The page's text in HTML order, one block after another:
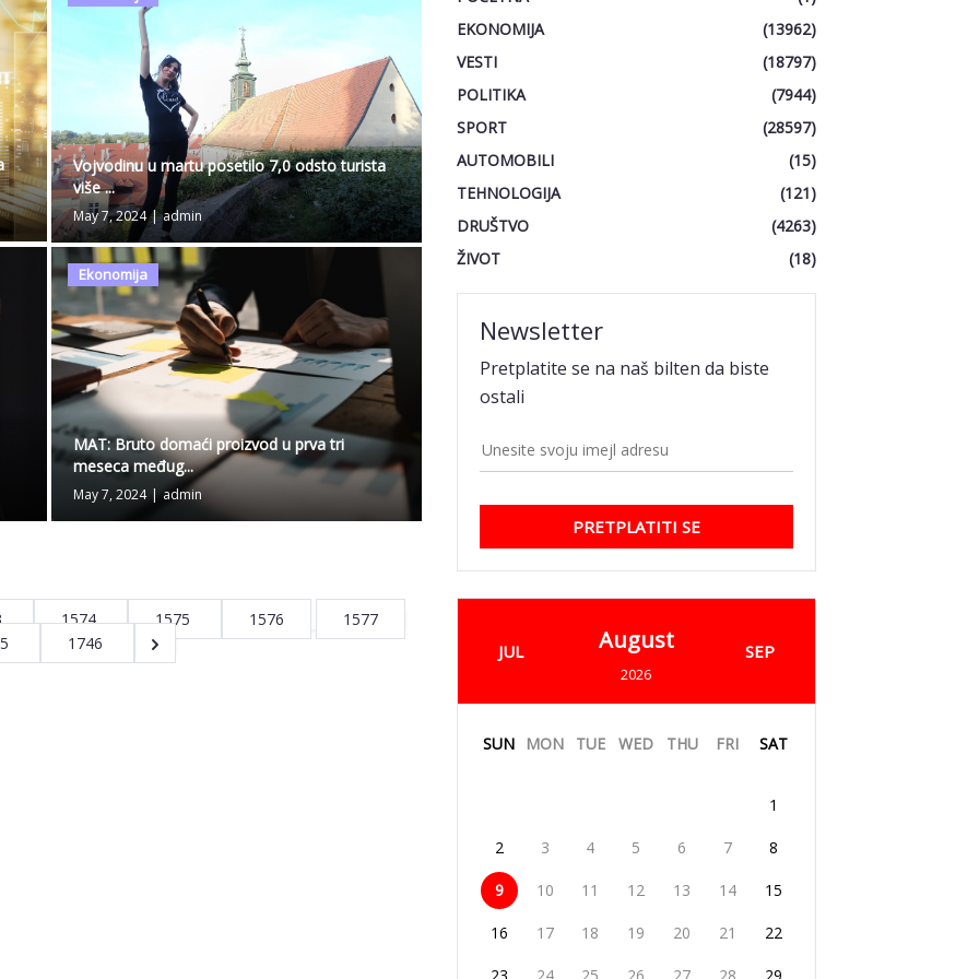
Vojvodinu u martu posetilo 7,0 odsto turista
više ...
May 7, 2024 | admin
Ekonomija
MAT: Bruto domaći proizvod u prva tri
meseca međug...
May 7, 2024 | admin
1574 1575 1576
1577
1746
EKONOMIJA
(13962)
VESTI
(18797)
POLITIKA
(7944)
SPORT
(28597)
AUTOMOBILI
(15)
TEHNOLOGIJA
(121)
DRUŠTVO
(4263)
ŽIVOT
(18)
Newsletter
Pretplatite se na naš bilten da biste
ostali
PRETPLATITI SE
JUL August
2026
SEP
SUN MON TUE WED THU FRI SAT
1
2 3 4 5 6 7 8
9 10 11 12 13 14 15
16 17 18 19 20 21 22